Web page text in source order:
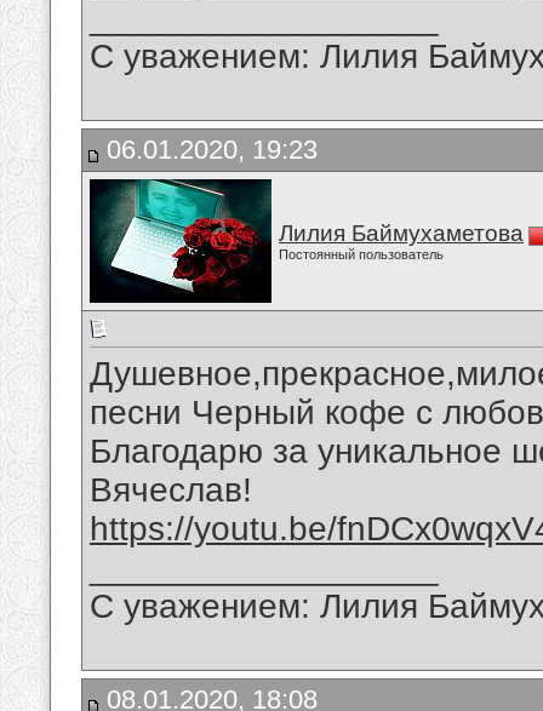
С уважением: Лилия
06.01.2020, 19:23
Лилия Баймухаметова
Постоянный пользователь
песни Черный кофе с
Благодарю за уникальное
Вячеслав!
https://youtu.be/
С уважением: Лилия
08.01.2020, 18:08